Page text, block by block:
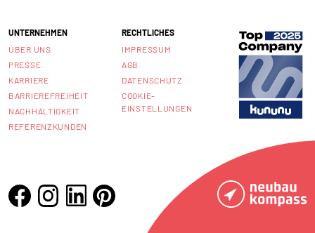
UNTERNEHMEN
ÜBER UNS
PRESSE
KARRIERE
BARRIEREFREIHEIT
NACHHALTIGKEIT
REFERENZKUNDEN
RECHTLICHES
IMPRESSUM
AGB
DATENSCHUTZ
COOKIE-
EINSTELLUNGEN